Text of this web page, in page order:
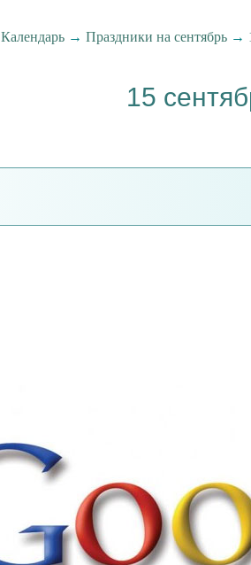
Календарь→ Праздники на сентябрь→
15